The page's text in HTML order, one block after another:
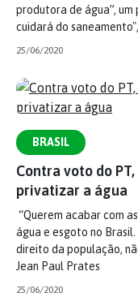
produtora de água”,
cuidará do
25/06/2020
BRASIL
Contra voto do
privatizar a água
“Querem acabar com
água e esgoto no
direito da população,
Jean Paul Prates
25/06/2020